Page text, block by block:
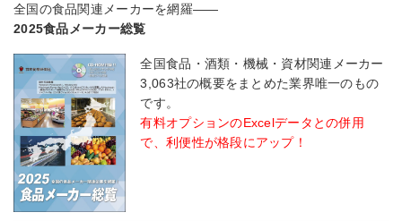
全国の食品関連メーカーを網羅――
2025食品メーカー総覧
全国食品・酒類・機械・資材関連メーカー
3,063社の概要をまとめた業界唯一のもの
です。
有料オプションのExcelデータとの併用
で、利便性が格段にアップ！